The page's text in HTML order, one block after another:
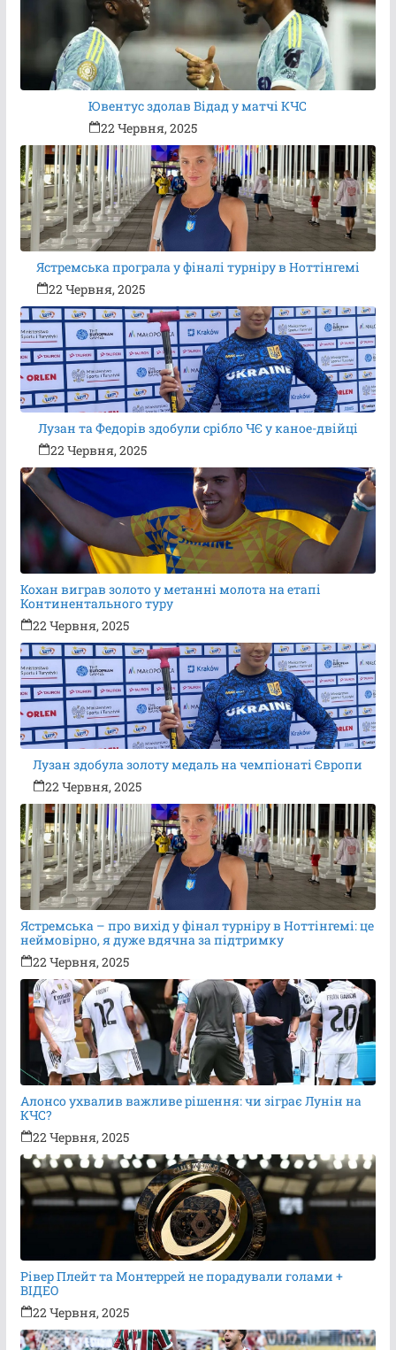
Ювентус здолав Відад у матчі КЧС
22 Червня, 2025
Ястремська програла у фіналі турніру в Ноттінгемі
22 Червня, 2025
Лузан та Федорів здобули срібло ЧЄ у каное-двійці
22 Червня, 2025
Кохан виграв золото у метанні молота на етапі
Континентального туру
22 Червня, 2025
Лузан здобула золоту медаль на чемпіонаті Європи
22 Червня, 2025
Ястремська – про вихід у фінал турніру в Ноттінгемі: це
неймовірно, я дуже вдячна за підтримку
22 Червня, 2025
Алонсо ухвалив важливе рішення: чи зіграє Лунін на
КЧС?
22 Червня, 2025
Рівер Плейт та Монтеррей не порадували голами +
ВІДЕО
22 Червня, 2025